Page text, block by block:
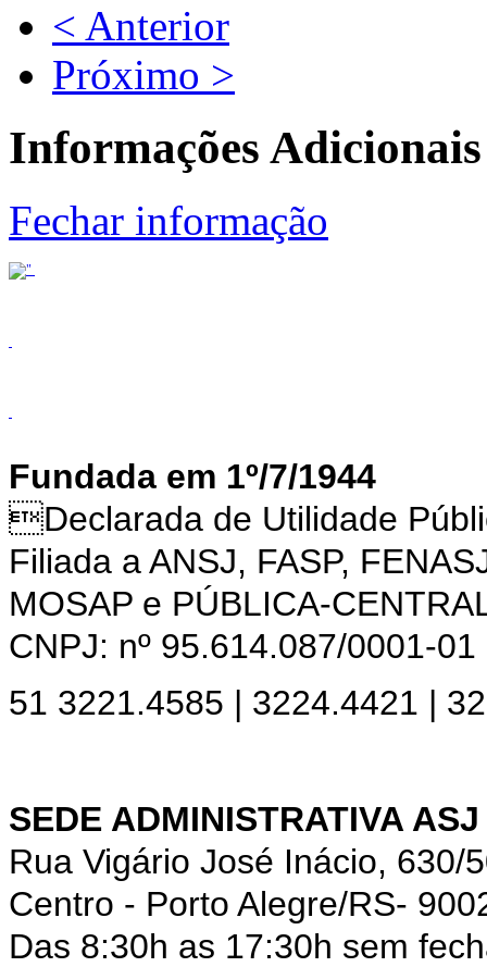
< Anterior
Próximo >
Informações Adicionais
Fechar informação
Fundada em 1º/7/1944
Declarada de Utilidade
Filiada a ANSJ, FASP,
MOSAP e PÚBLICA-
CNPJ: nº 95.614.087/0001-01
51 3221.4585 | 3224.4421 |
SEDE ADMINISTRATIVA ASJ
Rua Vigário José Inácio, 630/
Centro - Porto Alegre/RS-
Das 8:30h as 17:30h sem